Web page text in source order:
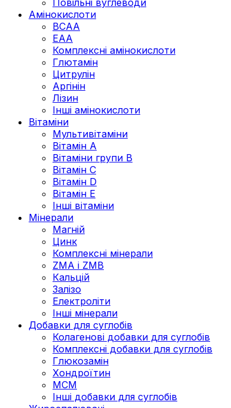
Амінокислоти
BCAA
EAA
Комплексні амінокислоти
Глютамін
Цитрулін
Аргінін
Лізин
Інші амінокислоти
Вітаміни
Мультивітаміни
Вітамін А
Вітаміни групи В
Вітамін C
Вітамін D
Вітамін Е
Інші вітаміни
Мінерали
Магній
Цинк
Комплексні мінерали
ZMA і ZMB
Кальцій
Залізо
Електроліти
Інші мінерали
Добавки для суглобів
Колагенові добавки для суглобів
Комплексні добавки для суглобів
Глюкозамін
Хондроїтин
МСМ
Інші добавки для суглобів